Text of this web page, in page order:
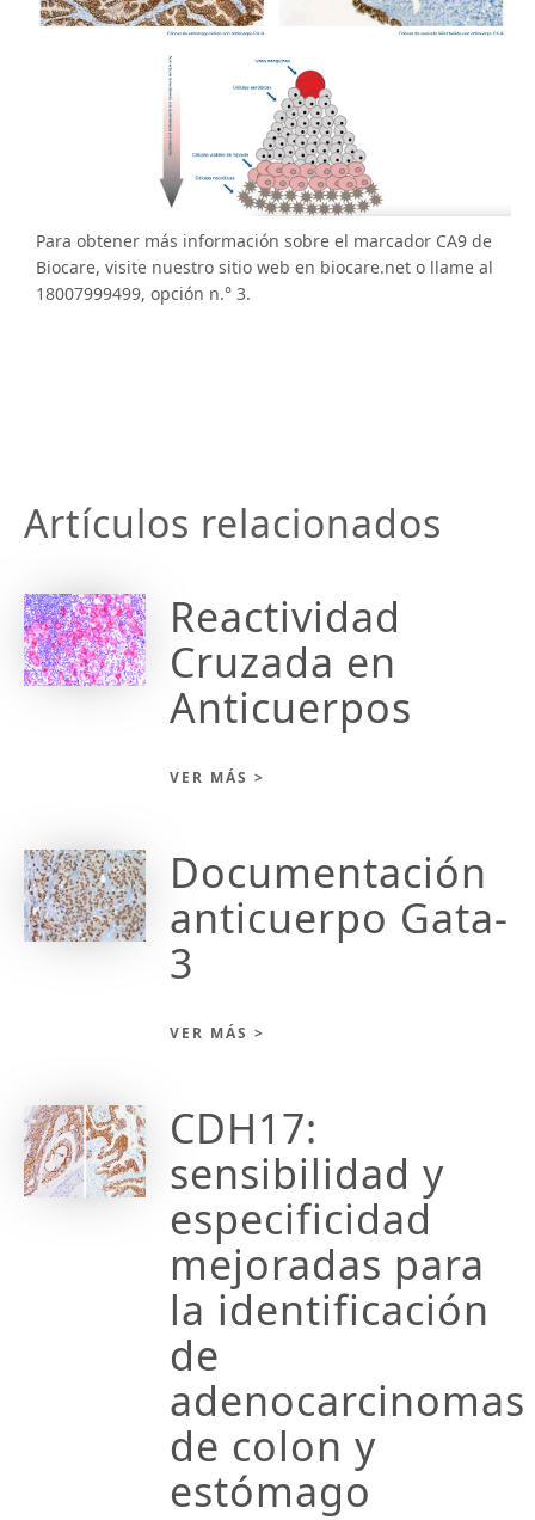
Para obtener más información sobre el marcador CA­9 de
Biocare, visite nuestro sitio web en biocare.net o llame al
1­800­799­9499, opción n.° 3.
Artículos relacionados
Reactividad
Cruzada en
Anticuerpos
VER MÁS >
Documentación
anticuerpo Gata-
3
VER MÁS >
CDH17:
sensibilidad y
especificidad
mejoradas para
la identificación
de
adenocarcinomas
de colon y
estómago